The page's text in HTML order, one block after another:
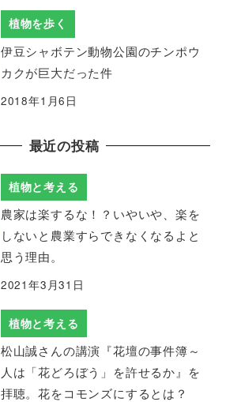
植物を歩く
伊豆シャボテン動物公園のチンポウ
カクが巨大だった件
2018年1月6日
最近の投稿
植物と考える
農家は楽するな！？いやいや、楽を
しないと農業すらできなくなるよと
思う理由。
2021年3月31日
植物と考える
松山誠さんの講演『花壇の事件簿～
人は「花どろぼう」を許せるか』を
拝聴。花をコモンズにするとは？